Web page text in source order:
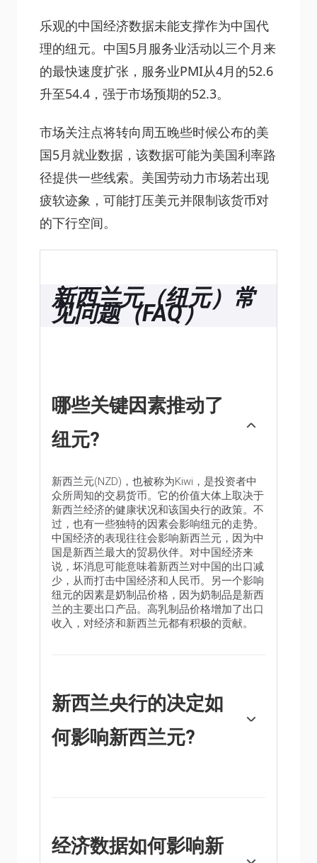
乐观的中国经济数据未能支撑作为中国代
理的纽元。中国5月服务业活动以三个月来
的最快速度扩张，服务业PMI从4月的52.6
升至54.4，强于市场预期的52.3。
市场关注点将转向周五晚些时候公布的美
国5月就业数据，该数据可能为美国利率路
径提供一些线索。美国劳动力市场若出现
疲软迹象，可能打压美元并限制该货币对
的下行空间。
新西兰元（纽元）常
见问题（FAQ）
哪些关键因素推动了
纽元?
新西兰元(NZD)，也被称为Kiwi，是投资者中
众所周知的交易货币。它的价值大体上取决于
新西兰经济的健康状况和该国央行的政策。不
过，也有一些独特的因素会影响纽元的走势。
中国经济的表现往往会影响新西兰元，因为中
国是新西兰最大的贸易伙伴。对中国经济来
说，坏消息可能意味着新西兰对中国的出口减
少，从而打击中国经济和人民币。另一个影响
纽元的因素是奶制品价格，因为奶制品是新西
兰的主要出口产品。高乳制品价格增加了出口
收入，对经济和新西兰元都有积极的贡献。
新西兰央行的决定如
何影响新西兰元?
行会提高利率来给经济降温，但此举也会提高
债券收益率，增加投资者对该国投资的吸引
经济数据如何影响新